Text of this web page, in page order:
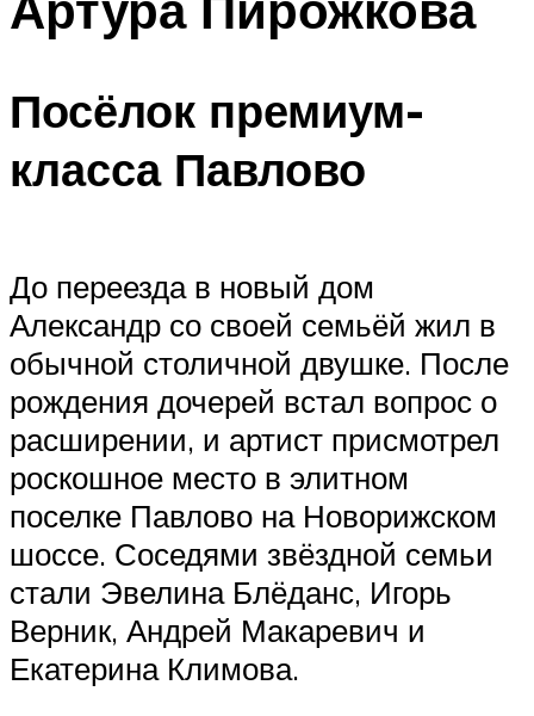
Посёлок премиум-
класса Павлово
До переезда в новый дом
Александр со своей семьёй жил в
обычной столичной двушке. После
рождения дочерей встал вопрос о
расширении, и артист присмотрел
роскошное место в элитном
поселке Павлово на Новорижском
шоссе. Соседями звёздной семьи
стали Эвелина Блёданс, Игорь
Верник, Андрей Макаревич и
Екатерина Климова.